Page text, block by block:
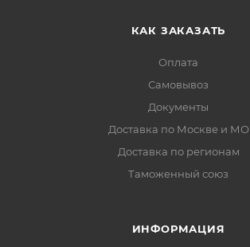
КАК ЗАКАЗАТЬ
Оплата
Самовывоз
Документы
Доставка по Москве и МО
Доставка по регионам
Таможенный союз
ИНФОРМАЦИЯ